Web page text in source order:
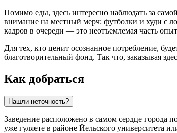
Помимо еды, здесь интересно наблюдать за
внимание на местный мерч: футболки и худи с
кадров в очереди — это неотъемлемая часть
Для тех, кто ценит осознанное потребление,
благотворительный фонд. Так что, заказывая
Как добраться
Нашли неточность?
Заведение расположено в самом сердце города
уже гуляете в районе Йельского университета